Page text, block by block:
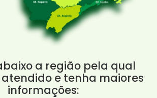
a região pela qual
e tenha maiores
informações: